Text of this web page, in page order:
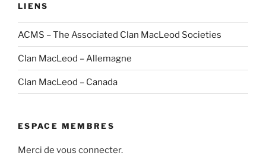
LIENS
ACMS – The Associated Clan MacLeod Societies
Clan MacLeod – Allemagne
Clan MacLeod – Canada
ESPACE MEMBRES
Merci de vous connecter.